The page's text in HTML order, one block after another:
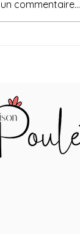
commentaire...